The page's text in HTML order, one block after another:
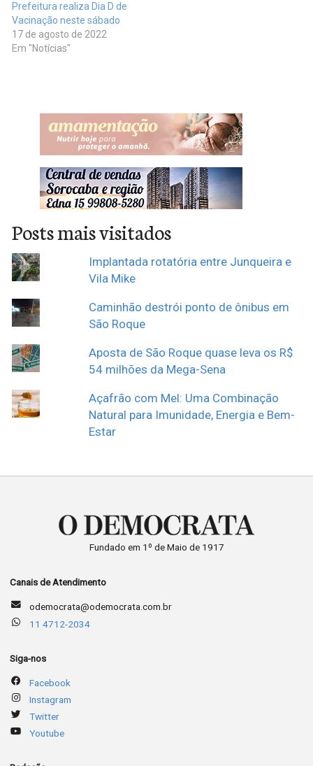
Prefeitura realiza Dia D de
Vacinação neste sábado
17 de agosto de 2022
Em "Notícias"
Posts mais visitados
Implantada rotatória entre Junqueira e
Vila Mike
Caminhão destrói ponto de ônibus em
São Roque
Aposta de São Roque quase leva os R$
54 milhões da Mega-Sena
Açafrão com Mel: Uma Combinação
Natural para Imunidade, Energia e Bem-
Estar
Fundado em 1º de Maio de 1917
Canais de Atendimento
odemocrata@odemocrata.com.br
11 4712-2034
Siga-nos
Facebook
Instagram
Twitter
Youtube